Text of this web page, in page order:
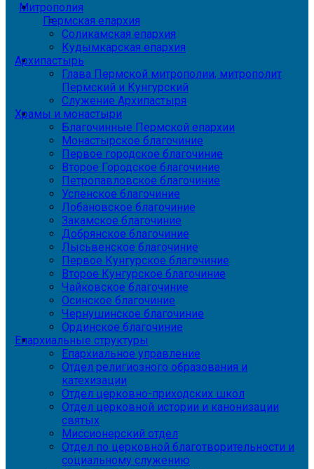
Митрополия
Пермская епархия
Соликамская епархия
Кудымкарская епархия
Архипастырь
Глава Пермской митрополии, митрополит
Пермский и Кунгурский
Служение Архипастыря
Храмы и монастыри
Благочинные Пермской епархии
Монастырское благочиние
Первое городское благочиние
Второе Городское благочиние
Петропавловское благочиние
Успенское благочиние
Лобановское благочиние
Закамское благочиние
Добрянское благочиние
Лысьвенское благочиние
Первое Кунгурское благочиние
Второе Кунгурское благочиние
Чайковское благочиние
Осинское благочиние
Чернушинское благочиние
Ординское благочиние
Епархиальные структуры
Епархиальное управление
Отдел религиозного образования и
катехизации
Отдел церковно-приходских школ
Отдел церковной истории и канонизации
святых
Миссионерский отдел
Отдел по церковной благотворительности и
социальному служению